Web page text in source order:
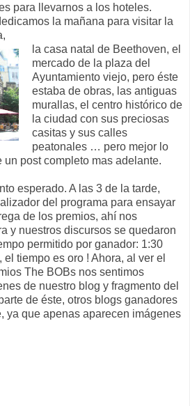
para llevarnos a los hoteles.
la mañana para visitar la
la casa natal de Beethoven, el
mercado de la plaza del
Ayuntamiento viejo, pero éste
estaba de obras, las antiguas
murallas, el centro histórico de
la ciudad con sus preciosas
casitas y sus calles
peatonales … pero mejor lo
post completo mas adelante.
esperado. A las 3 de la tarde,
del programa para ensayar
de los premios, ahí nos
y nuestros discursos se quedaron
permitido por ganador: 1:30
el tiempo es oro ! Ahora, al ver el
The BOBs nos sentimos
de nuestro blog y fragmento del
de éste, otros blogs ganadores
ya que apenas aparecen imágenes